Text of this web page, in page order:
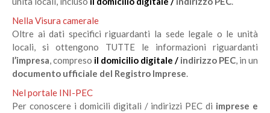
Nella Visura camerale
Oltre ai dati specifici riguardanti la sede legale o le unità
locali, si ottengono TUTTE le informazioni riguardanti
l’impresa, compreso il domicilio digitale / indirizzo PEC, in un
documento ufficiale del Registro Imprese.
Nel portale INI-PEC
Per conoscere i domicili digitali / indirizzi PEC di imprese e